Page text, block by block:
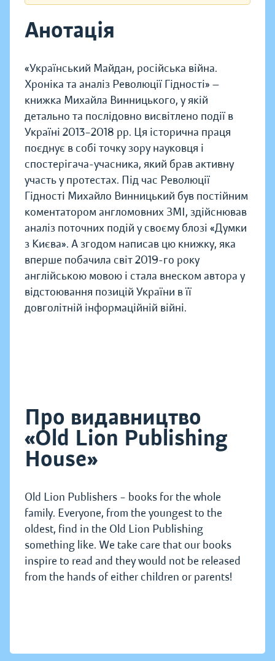
Анотація
«Український Майдан, російська війна.
Хроніка та аналіз Революції Гідності» —
книжка Михайла Винницького, у якій
детально та послідовно висвітлено події в
Україні 2013–2018 рр. Ця історична праця
поєднує в собі точку зору науковця і
спостерігача-учасника, який брав активну
участь у протестах. Під час Революції
Гідності Михайло Винницький був постійним
коментатором англомовних ЗМІ, здійснював
аналіз поточних подій у своєму блозі «Думки
з Києва». А згодом написав цю книжку, яка
вперше побачила світ 2019-го року
англійською мовою і стала внеском автора у
відстоювання позицій України в її
довголітній інформаційній війні.
Про видавництво
«Old Lion Publishing
House»
Old Lion Publishers – books for the whole
family. Everyone, from the youngest to the
oldest, find in the Old Lion Publishing
something like. We take care that our books
inspire to read and they would not be released
from the hands of either children or parents!